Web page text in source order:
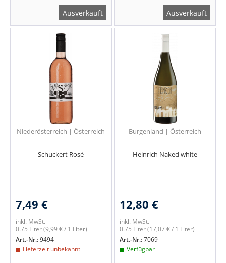
Ausverkauft Ausverkauft
Niederösterreich | Österreich
Schuckert Rosé
7,49 €
inkl. MwSt.
0.75 Liter(9,99 € / 1 Liter)
Art.-Nr.:9494
Lieferzeit unbekannt
Burgenland | Österreich
Heinrich Naked white
12,80 €
inkl. MwSt.
0.75 Liter(17,07 € / 1 Liter)
Art.-Nr.:7069
Verfügbar